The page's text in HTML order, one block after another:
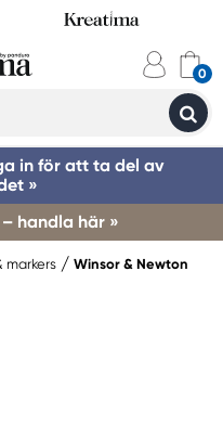
in för att ta del av
»
handla här »
markers Winsor & Newton